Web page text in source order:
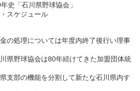
石川県野球協会」
スケジュール
の処理については年度内終了後行い理事
県野球協会は80年続けてきた加盟団体統
支部の機能を分割して新たな石川県内す